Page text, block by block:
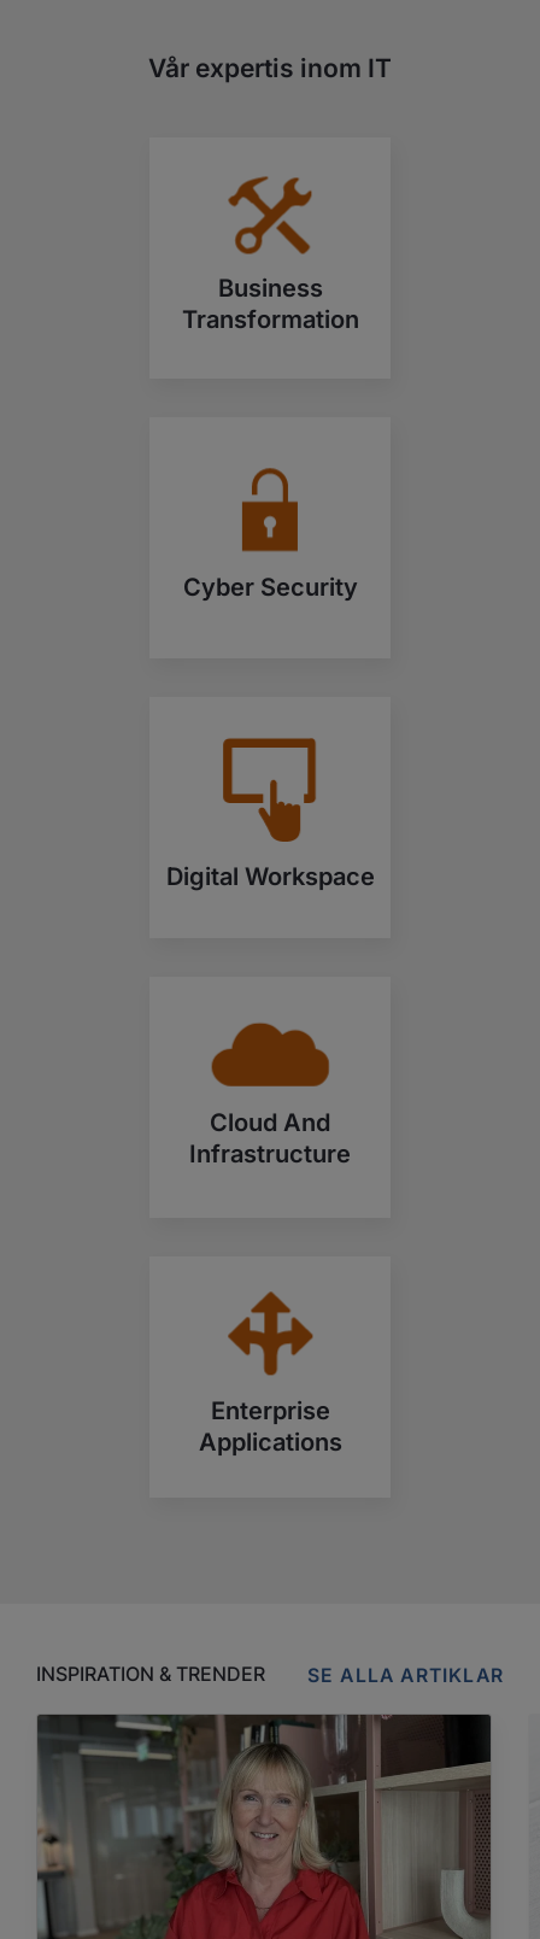
Vår expertis inom IT
Business
Transformation
Cyber Security
Digital Workspace
Cloud And
Infrastructure
Enterprise
Applications
INSPIRATION & TRENDER SE ALLA ARTIKLAR